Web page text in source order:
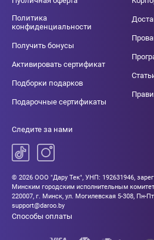
Политика
конфиденциальности
Получить бонусы
Активировать сертификат
Подборки подарков
Подарочные сертификаты
Следите за нами
© 2026 ООО "Дару Тек", УНП: 192631946,
Минским городским исполнительным
220007, г. Минск, ул. Могилевская 5-308, Пн-
support@daroo.by
Способы оплаты